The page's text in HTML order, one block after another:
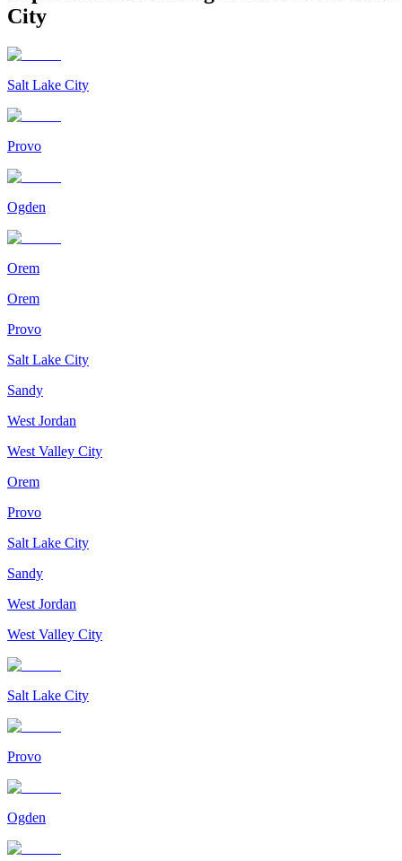
City
Salt Lake City
Provo
Ogden
Orem
Orem
Provo
Salt Lake City
Sandy
West Jordan
West Valley City
Orem
Provo
Salt Lake City
Sandy
West Jordan
West Valley City
Salt Lake City
Provo
Ogden